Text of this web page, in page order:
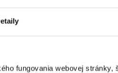
fungovania webovej stránky,